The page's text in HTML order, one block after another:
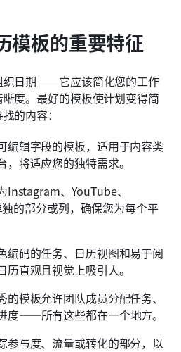
模板的重要特征
织日期——它应该简化您的工作
度。最好的模板使计划变得简
的内容：
编辑字段的模板，适用于内容类
将适应您的独特需求。
Instagram、YouTube、
的部分或列，确保您为每个平
编码的任务、日历视图和易于阅
直观且视觉上吸引人。
的模板允许团队成员分配任务、
度——所有这些都在一个地方。
参与度、流量或转化的部分，以